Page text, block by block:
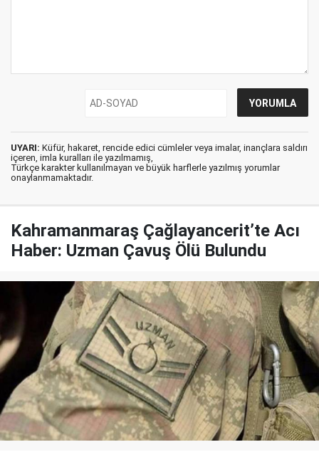
UYARI: Küfür, hakaret, rencide edici cümleler veya imalar, inançlara saldırı
içeren, imla kuralları ile yazılmamış,
Türkçe karakter kullanılmayan ve büyük harflerle yazılmış yorumlar
onaylanmamaktadır.
Kahramanmaraş Çağlayancerit’te Acı
Haber: Uzman Çavuş Ölü Bulundu